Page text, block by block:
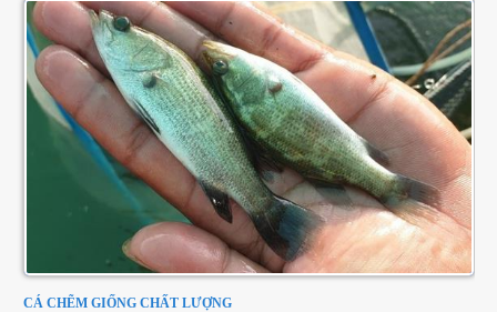
CÁ CHẼM GIỐNG CHẤT LƯỢNG